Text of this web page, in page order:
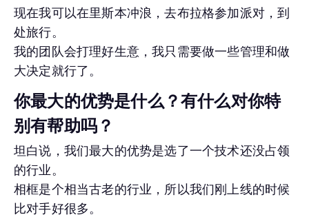
现在我可以在里斯本冲浪，去布拉格参加派对，到
处旅行。
我的团队会打理好生意，我只需要做一些管理和做
大决定就行了。
你最大的优势是什么？有什么对你特
别有帮助吗？
坦白说，我们最大的优势是选了一个技术还没占领
的行业。
相框是个相当古老的行业，所以我们刚上线的时候
比对手好很多。